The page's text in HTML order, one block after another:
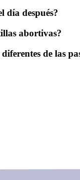
día después?
abortivas?
de las